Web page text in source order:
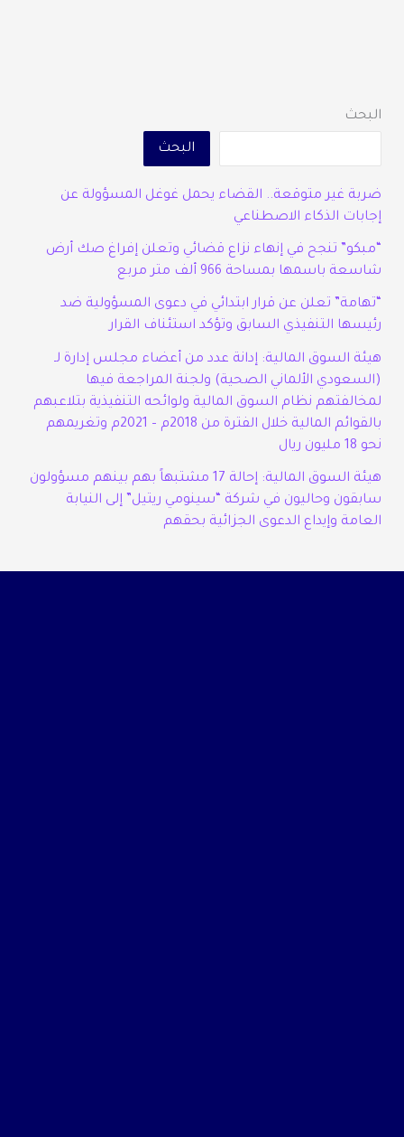
البحث
البحث
ضربة غير متوقعة.. القضاء يحمل غوغل المسؤولة عن
إجابات الذكاء الاصطناعي
“مبكو” تنجح في إنهاء نزاع قضائي وتعلن إفراغ صك أرض
شاسعة باسمها بمساحة 966 ألف متر مربع
“تهامة” تعلن عن قرار ابتدائي في دعوى المسؤولية ضد
رئيسها التنفيذي السابق وتؤكد استئناف القرار
هيئة السوق المالية: إدانة عدد من أعضاء مجلس إدارة لـ
(السعودي الألماني الصحية) ولجنة المراجعة فيها
لمخالفتهم نظام السوق المالية ولوائحه التنفيذية بتلاعبهم
بالقوائم المالية خلال الفترة من 2018م – 2021م وتغريمهم
نحو 18 مليون ريال
هيئة السوق المالية: إحالة 17 مشتبهاً بهم بينهم مسؤولون
سابقون وحاليون في شركة “سينومي ريتيل” إلى النيابة
العامة وإيداع الدعوى الجزائية بحقهم